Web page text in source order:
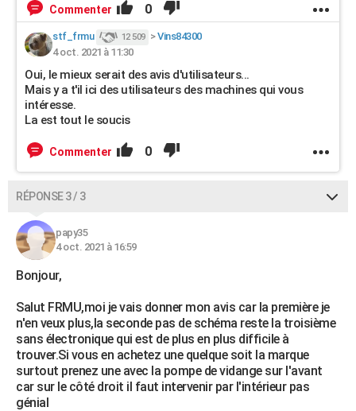
Commenter 0
stf_frmu 12 509 >Vins84300
4 oct. 2021 à 11:30
Oui, le mieux serait des avis d'utilisateurs...
Mais y a t'il ici des utilisateurs des machines qui vous
intéresse.
La est tout le soucis
Commenter 0
RÉPONSE 3 / 3
papy35
4 oct. 2021 à 16:59
Bonjour,
Salut FRMU,moi je vais donner mon avis car la première je
n'en veux plus,la seconde pas de schéma reste la troisième
sans électronique qui est de plus en plus difficile à
trouver.Si vous en achetez une quelque soit la marque
surtout prenez une avec la pompe de vidange sur l'avant
car sur le côté droit il faut intervenir par l'intérieur pas
génial